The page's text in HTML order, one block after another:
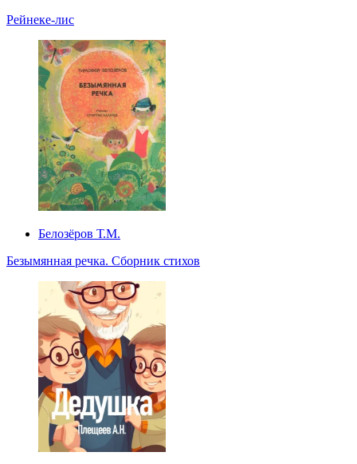
Рейнеке-лис
Белозёров Т.М.
Безымянная речка. Сборник стихов